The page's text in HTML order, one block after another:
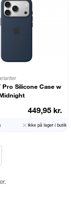
Pro Silicone Case w
449,95 kr.
Ikke på lager i butik